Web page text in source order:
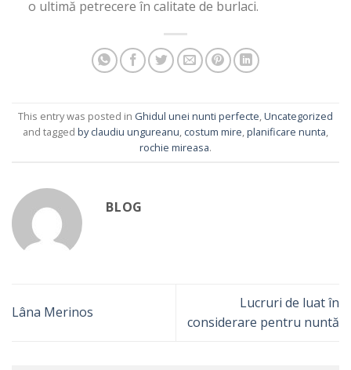
o ultimă petrecere în calitate de burlaci.
This entry was posted in Ghidul unei nunti perfecte,Uncategorized
and tagged by claudiu ungureanu, costum mire,planificare nunta,
rochie mireasa.
BLOG
Lâna Merinos
Lucruri de luat în
considerare pentru nuntă